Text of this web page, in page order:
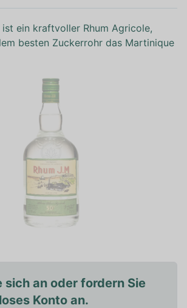
ist ein kraftvoller Rhum Agricole,
besten Zuckerrohr das Martinique
sich an oder fordern Sie
Konto an.